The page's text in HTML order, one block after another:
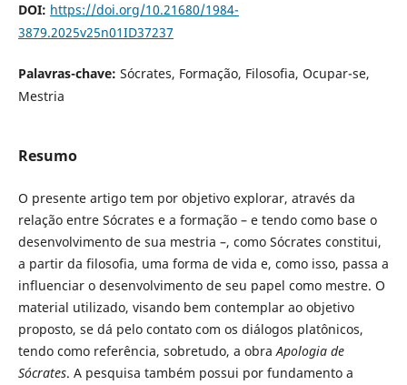
DOI: https://doi.org/10.21680/1984-
3879.2025v25n01ID37237
Palavras-chave: Sócrates, Formação, Filosofia, Ocupar-se,
Mestria
Resumo
O presente artigo tem por objetivo explorar, através da
relação entre Sócrates e a formação – e tendo como base o
desenvolvimento de sua mestria –, como Sócrates constitui,
a partir da filosofia, uma forma de vida e, como isso, passa a
influenciar o desenvolvimento de seu papel como mestre. O
material utilizado, visando bem contemplar ao objetivo
proposto, se dá pelo contato com os diálogos platônicos,
tendo como referência, sobretudo, a obraApologia de
Sócrates. A pesquisa também possui por fundamento a